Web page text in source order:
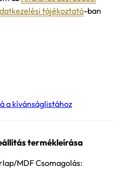
tájékoztató-ban
a kívánságlistához
termékleírása
MDF Csomagolás: